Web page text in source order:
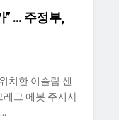
” … 주정부,
치한 이슬람 센
레그 에봇 주지사